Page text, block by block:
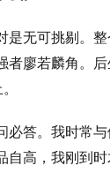
无可挑剔。
廖若麟角。
答。我时常
高，我刚到